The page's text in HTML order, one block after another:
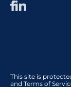
This site is
and Terms of